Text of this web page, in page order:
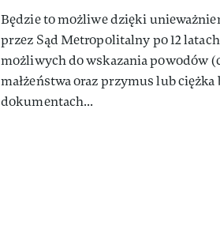
Będzie to możliwe dzięki
przez Sąd Metropolitalny po 12
możliwych do wskazania powodów
małżeństwa oraz przymus lub ciężka
dokumentach...